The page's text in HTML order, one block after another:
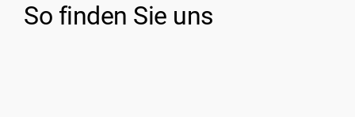
So finden Sie uns